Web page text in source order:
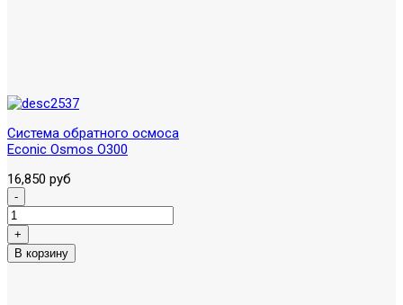
Система обратного осмоса
Econic Osmos O300
16,850 руб